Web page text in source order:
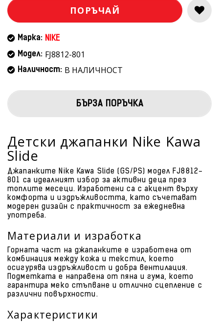
ПОРЪЧАЙ
Марка: NIKE
Модел: FJ8812-801
Наличност: В НАЛИЧНОСТ
БЪРЗА ПОРЪЧКА
Детски джапанки Nike Kawa
Slide
Джапанките Nike Kawa Slide (GS/PS) модел FJ8812-
801 са идеалният избор за активни деца през
топлите месеци. Изработени са с акцент върху
комфорта и издръжливостта, като съчетават
модерен дизайн с практичност за ежедневна
употреба.
Материали и изработка
Горната част на джапанките е изработена от
комбинация между кожа и текстил, което
осигурява издръжливост и добра вентилация.
Подметката е направена от пяна и гума, което
гарантира меко стъпване и отлично сцепление с
различни повърхности.
Характеристики